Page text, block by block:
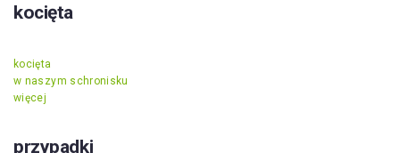
kocięta
kocięta
w naszym schronisku
więcej
przypadki